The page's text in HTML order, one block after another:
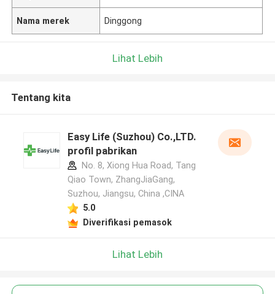
Nama merek Dinggong
Lihat Lebih
Tentang kita
Easy Life (Suzhou) Co.,LTD.
profil pabrikan
No. 8, Xiong Hua Road, Tang
Qiao Town, ZhangJiaGang,
Suzhou, Jiangsu, China ,CINA
5.0
Diverifikasi pemasok
Lihat Lebih